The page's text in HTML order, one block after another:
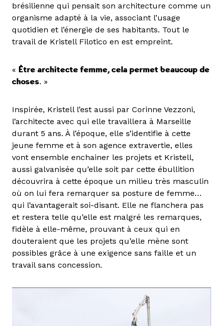
brésilienne qui pensait son architecture comme un
organisme adapté à la vie, associant l’usage
quotidien et l’énergie de ses habitants. Tout le
travail de Kristell Filotico en est empreint.
« Être architecte femme, cela permet beaucoup de
choses. »
Inspirée, Kristell l’est aussi par Corinne Vezzoni,
l’architecte avec qui elle travaillera à Marseille
durant 5 ans. À l’époque, elle s’identifie à cette
jeune femme et à son agence extravertie, elles
vont ensemble enchainer les projets et Kristell,
aussi galvanisée qu’elle soit par cette ébullition
découvrira à cette époque un milieu très masculin
où on lui fera remarquer sa posture de femme…
qui l’avantagerait soi-disant. Elle ne flanchera pas
et restera telle qu’elle est malgré les remarques,
fidèle à elle-même, prouvant à ceux qui en
douteraient que les projets qu’elle mène sont
possibles grâce à une exigence sans faille et un
travail sans concession.